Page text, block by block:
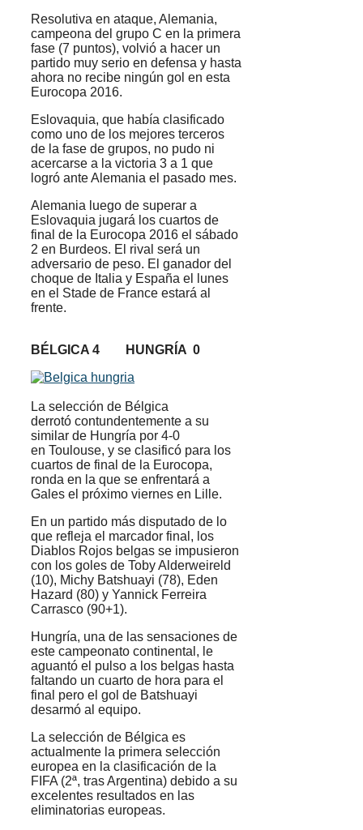
Resolutiva en ataque, Alemania,
campeona del grupo C en la primera
fase (7 puntos), volvió a hacer un
partido muy serio en defensa y hasta
ahora no recibe ningún gol en esta
Eurocopa 2016.
Eslovaquia, que había clasificado
como uno de los mejores terceros
de la fase de grupos, no pudo ni
acercarse a la victoria 3 a 1 que
logró ante Alemania el pasado mes.
Alemania luego de superar a
Eslovaquia jugará los cuartos de
final de la Eurocopa 2016 el sábado
2 en Burdeos. El rival será un
adversario de peso. El ganador del
choque de Italia y España el lunes
en el Stade de France estará al
frente.
BÉLGICA 4 HUNGRÍA 0
La selección de Bélgica
derrotó contundentemente a su
similar de Hungría por 4-0
en Toulouse, y se clasificó para los
cuartos de final de la Eurocopa,
ronda en la que se enfrentará a
Gales el próximo viernes en Lille.
En un partido más disputado de lo
que refleja el marcador final, los
Diablos Rojos belgas se impusieron
con los goles de Toby Alderweireld
(10), Michy Batshuayi (78), Eden
Hazard (80) y Yannick Ferreira
Carrasco (90+1).
Hungría, una de las sensaciones de
este campeonato continental, le
aguantó el pulso a los belgas hasta
faltando un cuarto de hora para el
final pero el gol de Batshuayi
desarmó al equipo.
La selección de Bélgica es
actualmente la primera selección
europea en la clasificación de la
FIFA (2ª, tras Argentina) debido a su
excelentes resultados en las
eliminatorias europeas.